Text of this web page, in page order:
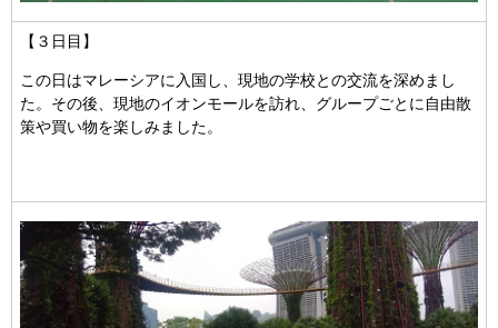
【３日目】
この日はマレーシアに入国し、現地の学校との交流を深めまし
た。その後、現地のイオンモールを訪れ、グループごとに自由散
策や買い物を楽しみました。